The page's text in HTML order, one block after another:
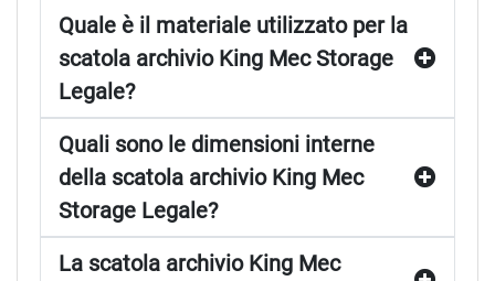
Quale è il materiale utilizzato per la
scatola archivio King Mec Storage
Legale?
Quali sono le dimensioni interne
della scatola archivio King Mec
Storage Legale?
La scatola archivio King Mec